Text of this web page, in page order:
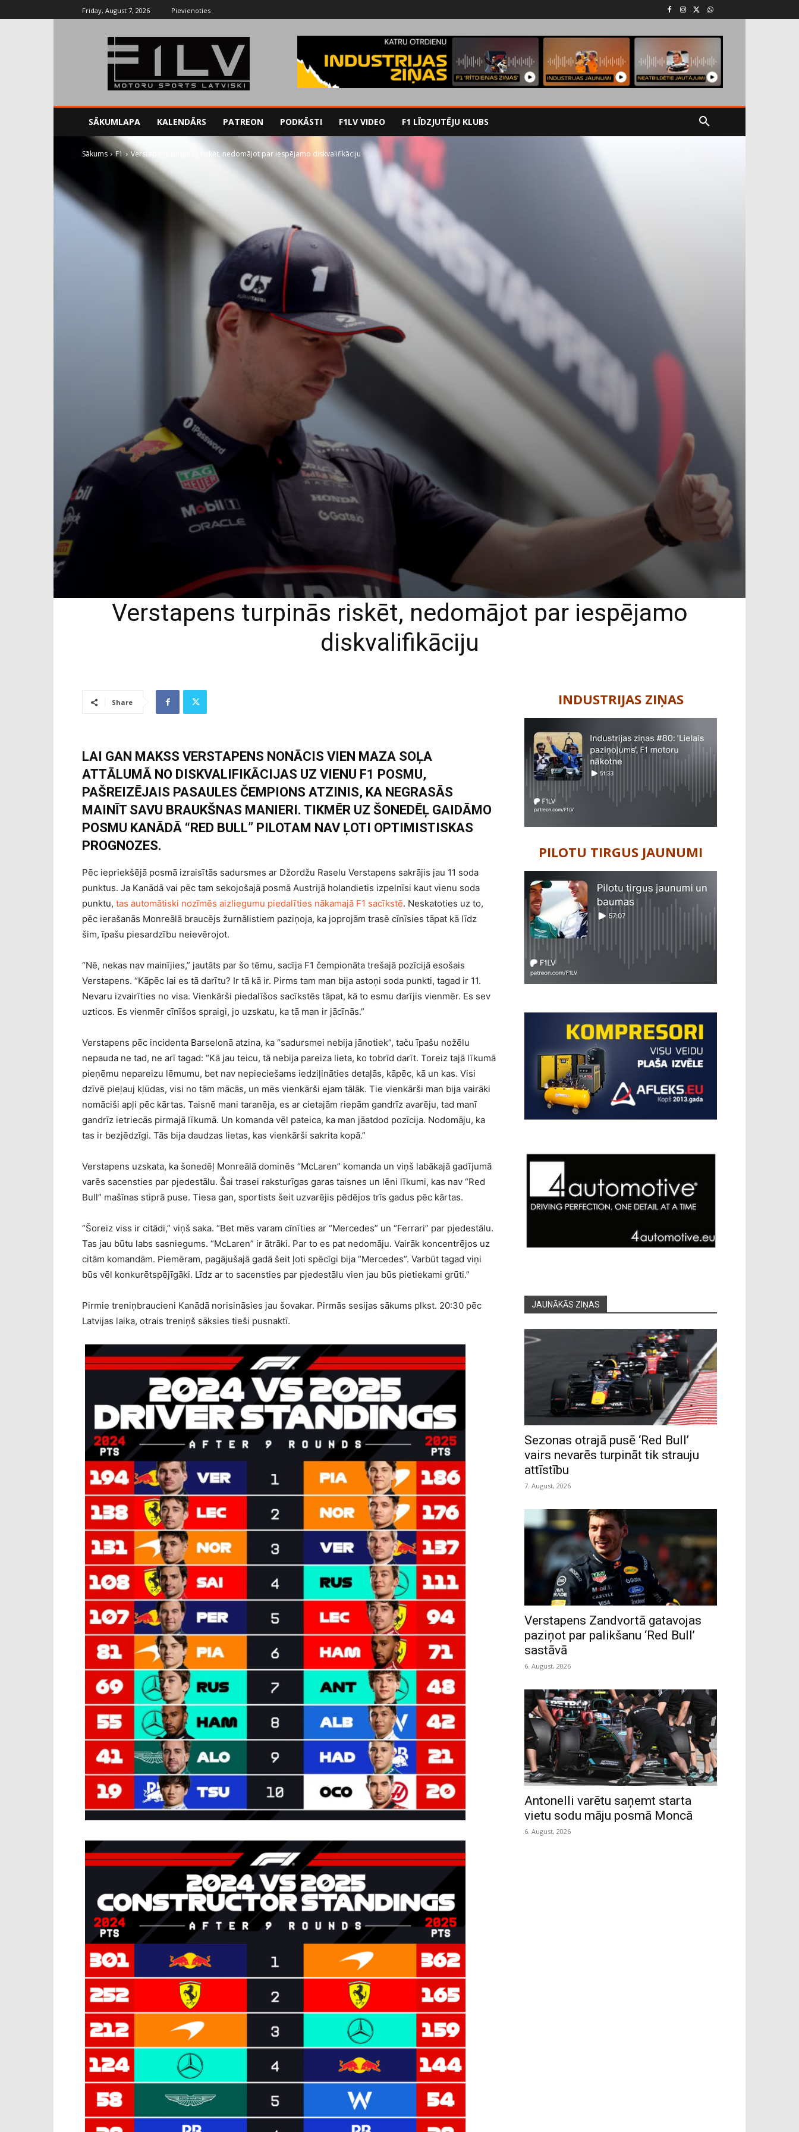
Friday, August 7, 2026 Pievienoties
SĀKUMLAPA KALENDĀRS PATREON PODKĀSTI F1LV VIDEO F1 LĪDZJUTĒJU KLUBS
Sākums F1 Verstapens turpinās riskēt, nedomājot par iespējamo diskvalifikāciju
Verstapens turpinās riskēt, nedomājot par iespējamo
diskvalifikāciju
Share
LAI GAN MAKSS VERSTAPENS NONĀCIS VIEN MAZA SOĻA
ATTĀLUMĀ NO DISKVALIFIKĀCIJAS UZ VIENU F1 POSMU,
PAŠREIZĒJAIS PASAULES ČEMPIONS ATZINIS, KA NEGRASĀS
MAINĪT SAVU BRAUKŠNAS MANIERI. TIKMĒR UZ ŠONEDĒĻ GAIDĀMO
POSMU KANĀDĀ “RED BULL” PILOTAM NAV ĻOTI OPTIMISTISKAS
PROGNOZES.
Pēc iepriekšējā posmā izraisītās sadursmes ar Džordžu Raselu Verstapens sakrājis jau 11 soda
punktus. Ja Kanādā vai pēc tam sekojošajā posmā Austrijā holandietis izpelnīsi kaut vienu soda
punktu, tas automātiski nozīmēs aizliegumu piedalīties nākamajā F1 sacīkstē. Neskatoties uz to,
pēc ierašanās Monreālā braucējs žurnālistiem paziņoja, ka joprojām trasē cīnīsies tāpat kā līdz
šim, īpašu piesardzību neievērojot.
“Nē, nekas nav mainījies,” jautāts par šo tēmu, sacīja F1 čempionāta trešajā pozīcijā esošais
Verstapens. “Kāpēc lai es tā darītu? Ir tā kā ir. Pirms tam man bija astoņi soda punkti, tagad ir 11.
Nevaru izvairīties no visa. Vienkārši piedalīšos sacīkstēs tāpat, kā to esmu darījis vienmēr. Es sev
uzticos. Es vienmēr cīnīšos spraigi, jo uzskatu, ka tā man ir jācīnās.”
Verstapens pēc incidenta Barselonā atzina, ka “sadursmei nebija jānotiek”, taču īpašu nožēlu
nepauda ne tad, ne arī tagad: “Kā jau teicu, tā nebija pareiza lieta, ko tobrīd darīt. Toreiz tajā līkumā
pieņēmu nepareizu lēmumu, bet nav nepieciešams iedziļināties detaļās, kāpēc, kā un kas. Visi
dzīvē pieļauj kļūdas, visi no tām mācās, un mēs vienkārši ejam tālāk. Tie vienkārši man bija vairāki
nomāciši apļi pēc kārtas. Taisnē mani taranēja, es ar cietajām riepām gandrīz avarēju, tad manī
gandrīz ietriecās pirmajā līkumā. Un komanda vēl pateica, ka man jāatdod pozīcija. Nodomāju, ka
tas ir bezjēdzīgi. Tās bija daudzas lietas, kas vienkārši sakrita kopā.”
Verstapens uzskata, ka šonedēļ Monreālā dominēs “McLaren” komanda un viņš labākajā gadījumā
varēs sacensties par pjedestālu. Šai trasei raksturīgas garas taisnes un lēni līkumi, kas nav “Red
Bull” mašīnas stiprā puse. Tiesa gan, sportists šeit uzvarējis pēdējos trīs gadus pēc kārtas.
“Šoreiz viss ir citādi,” viņš saka. “Bet mēs varam cīnīties ar “Mercedes” un “Ferrari” par pjedestālu.
Tas jau būtu labs sasniegums. “McLaren” ir ātrāki. Par to es pat nedomāju. Vairāk koncentrējos uz
citām komandām. Piemēram, pagājušajā gadā šeit ļoti spēcīgi bija “Mercedes”. Varbūt tagad viņi
būs vēl konkurētspējīgāki. Līdz ar to sacensties par pjedestālu vien jau būs pietiekami grūti.”
Pirmie treniņbraucieni Kanādā norisināsies jau šovakar. Pirmās sesijas sākums plkst. 20:30 pēc
Latvijas laika, otrais treniņš sāksies tieši pusnaktī.
INDUSTRIJAS ZIŅAS
PILOTU TIRGUS JAUNUMI
JAUNĀKĀS ZIŅAS
Sezonas otrajā pusē ‘Red Bull’
vairs nevarēs turpināt tik strauju
attīstību
7. August, 2026
Verstapens Zandvortā gatavojas
paziņot par palikšanu ‘Red Bull’
sastāvā
6. August, 2026
Antonelli varētu saņemt starta
vietu sodu māju posmā Moncā
6. August, 2026